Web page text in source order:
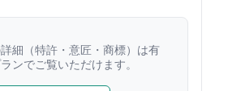
細（特許・意匠・商標）は有
ンでご覧いただけます。